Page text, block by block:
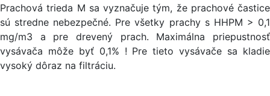
Prachová trieda M sa vyznačuje tým, že prachové častice
sú stredne nebezpečné. Pre všetky prachy s HHPM > 0,1
mg/m3 a pre drevený prach. Maximálna priepustnosť
vysávača môže byť 0,1% ! Pre tieto vysávače sa kladie
vysoký dôraz na filtráciu.